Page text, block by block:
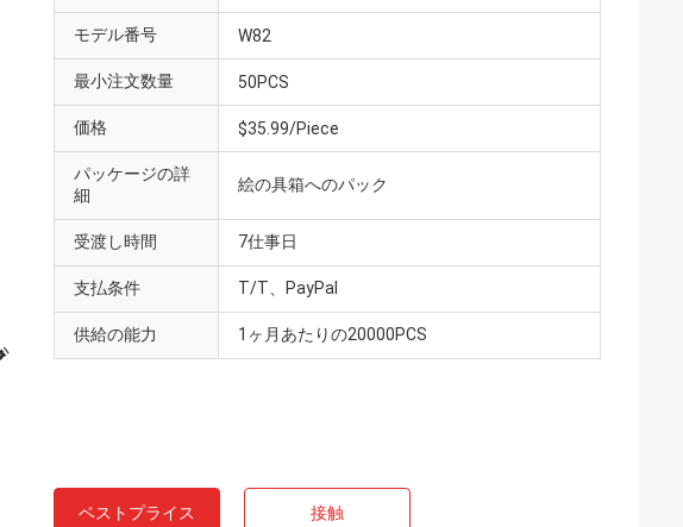
モデル番号 W82
最小注文数量 50PCS
価格 $35.99/Piece
パッケージの詳
細
絵の具箱へのパック
受渡し時間 7仕事日
支払条件 T/T、PayPal
供給の能力 1ヶ月あたりの20000PCS
ベストプライス 接触